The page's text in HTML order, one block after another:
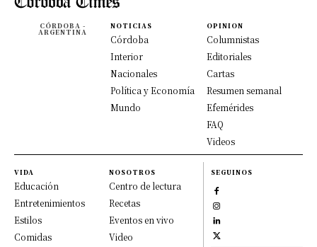
CÓRDOBA -
ARGENTINA
NOTICIAS
Córdoba
Interior
Nacionales
Política y Economía
Mundo
OPINION
Columnistas
Editoriales
Cartas
Resumen semanal
Efemérides
FAQ
Videos
VIDA
Educación
Entretenimientos
Estilos
Comidas
NOSOTROS
Centro de lectura
Recetas
Eventos en vivo
Video
SEGUINOS